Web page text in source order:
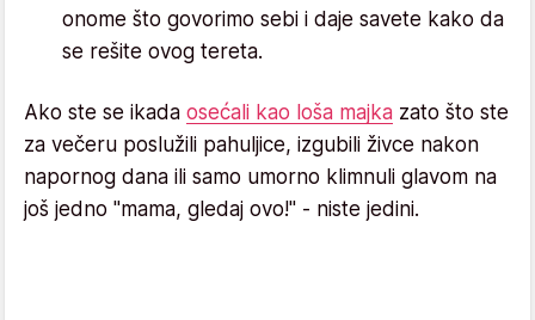
onome što govorimo sebi i daje savete kako da
se rešite ovog tereta.
Ako ste se ikada osećali kao loša majka zato što ste
za večeru poslužili pahuljice, izgubili živce nakon
napornog dana ili samo umorno klimnuli glavom na
još jedno "mama, gledaj ovo!" - niste jedini.